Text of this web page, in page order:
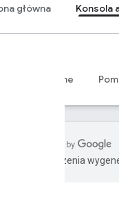
główna Konsola
referencyjne
Tłumaczenia